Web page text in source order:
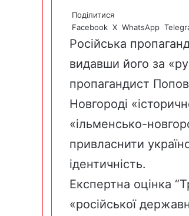
Поділитися
Facebook X WhatsApp
Російська
видавши його за
пропагандист
Новгороді
«ільменсько-
привласнити
ідентичність.
Експертна оцінка
«російської